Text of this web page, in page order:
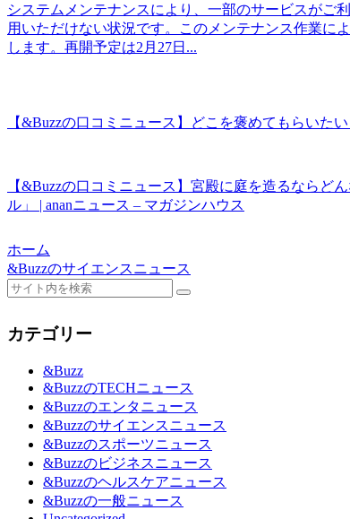
システムメンテナンスにより、一部のサービスがご
用いただけない状況です。このメンテナンス作業に
します。再開予定は2月27日...
【&Buzzの口コミニュース】どこを褒めてもらいた
【&Buzzの口コミニュース】宮殿に庭を造るならど
ル」 | ananニュース – マガジンハウス
ホーム
&Buzzのサイエンスニュース
カテゴリー
&Buzz
&BuzzのTECHニュース
&Buzzのエンタニュース
&Buzzのサイエンスニュース
&Buzzのスポーツニュース
&Buzzのビジネスニュース
&Buzzのヘルスケアニュース
&Buzzの一般ニュース